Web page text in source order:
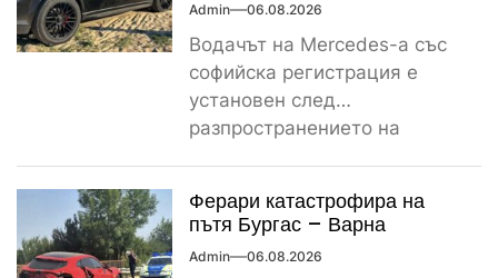
Admin 06.08.2026
Водачът на Mercedes-а със
софийска регистрация е
установен след
разпространението на
1000...
Ферари катастрофира на
пътя Бургас – Варна
Admin 06.08.2026